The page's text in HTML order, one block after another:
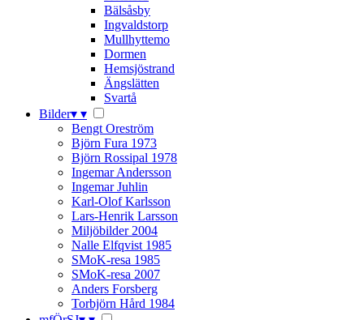
Bälsåsby
Ingvaldstorp
Mullhyttemo
Dormen
Hemsjöstrand
Ängslätten
Svartå
Bilder▾ ▾
Bengt Oreström
Björn Fura 1973
Björn Rossipal 1978
Ingemar Andersson
Ingemar Juhlin
Karl-Olof Karlsson
Lars-Henrik Larsson
Miljöbilder 2004
Nalle Elfqvist 1985
SMoK-resa 1985
SMoK-resa 2007
Anders Forsberg
Torbjörn Hård 1984